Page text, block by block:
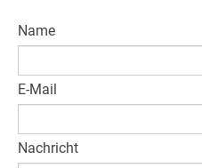
Name
E-Mail
Nachricht